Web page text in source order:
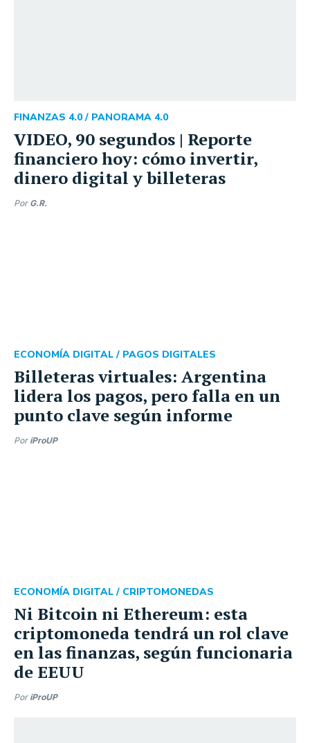
VIDEO, 90 segundos | Reporte
financiero hoy: cómo invertir,
dinero digital y billeteras
FINANZAS 4.0 / PANORAMA 4.0
Por G.R.
Billeteras virtuales: Argentina
lidera los pagos, pero falla en un
punto clave según informe
ECONOMÍA DIGITAL / PAGOS DIGITALES
Por iProUP
Ni Bitcoin ni Ethereum: esta
criptomoneda tendrá un rol clave
en las finanzas, según funcionaria
de EEUU
ECONOMÍA DIGITAL / CRIPTOMONEDAS
Por iProUP